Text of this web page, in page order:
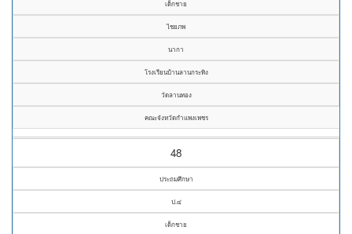
เด็กชาย
ไชยภพ
นากา
โรงเรียนบ้านลานกระทิง
วัดลานทอง
คณะจังหวัดกำแพงเพชร
48
ประถมศึกษา
ป.๔
เด็กชาย